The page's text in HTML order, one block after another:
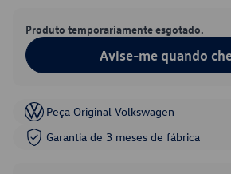
Produto temporariamente esgotado.
Avise-me quando
Peça Original Volkswagen
Garantia de 3 meses de fábrica